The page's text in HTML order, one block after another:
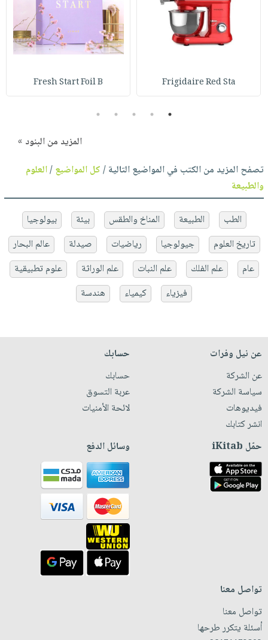
Frigidaire Red Sta
Fresh Start Foil B
1
2
3
4
5
المزيد من البنود »
تصفح المزيد من الكتب في المواضيع التالية /كل المواضيع/العلوم
والطبيعة
الطب الطبيعة المناخ والطقس بيئة
بيولوجيا
تاريخ العلوم
جيولوجيا رياضيات صيدلة
عالم البحار
عام
علم الفلك علم النبات علم الوراثة
علوم تطبيقية
فيزياء
كيمياء هندسة
عن نيل وفرات
عن الشركة
سياسة الشركة
فيديوهات
انشر كتابك
حسابك
حسابك
عربة التسوق
لائحة الأمنيات
حمّل iKitab وسائل الدفع
تواصل معنا
تواصل معنا
أسئلة يتكرر طرحها